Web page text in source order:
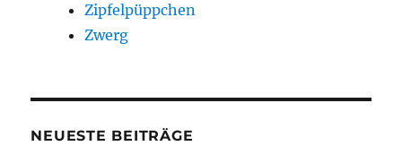
Zipfelpüppchen
Zwerg
NEUESTE BEITRÄGE